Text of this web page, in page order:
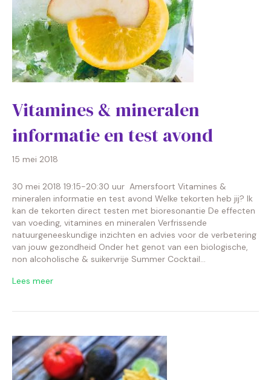
Vitamines & mineralen
informatie en test avond
15 mei 2018
30 mei 2018 19:15-20:30 uur Amersfoort Vitamines &
mineralen informatie en test avond Welke tekorten heb jij? Ik
kan de tekorten direct testen met bioresonantie De effecten
van voeding, vitamines en mineralen Verfrissende
natuurgeneeskundige inzichten en advies voor de verbetering
van jouw gezondheid Onder het genot van een biologische,
non alcoholische & suikervrije Summer Cocktail…
Lees meer